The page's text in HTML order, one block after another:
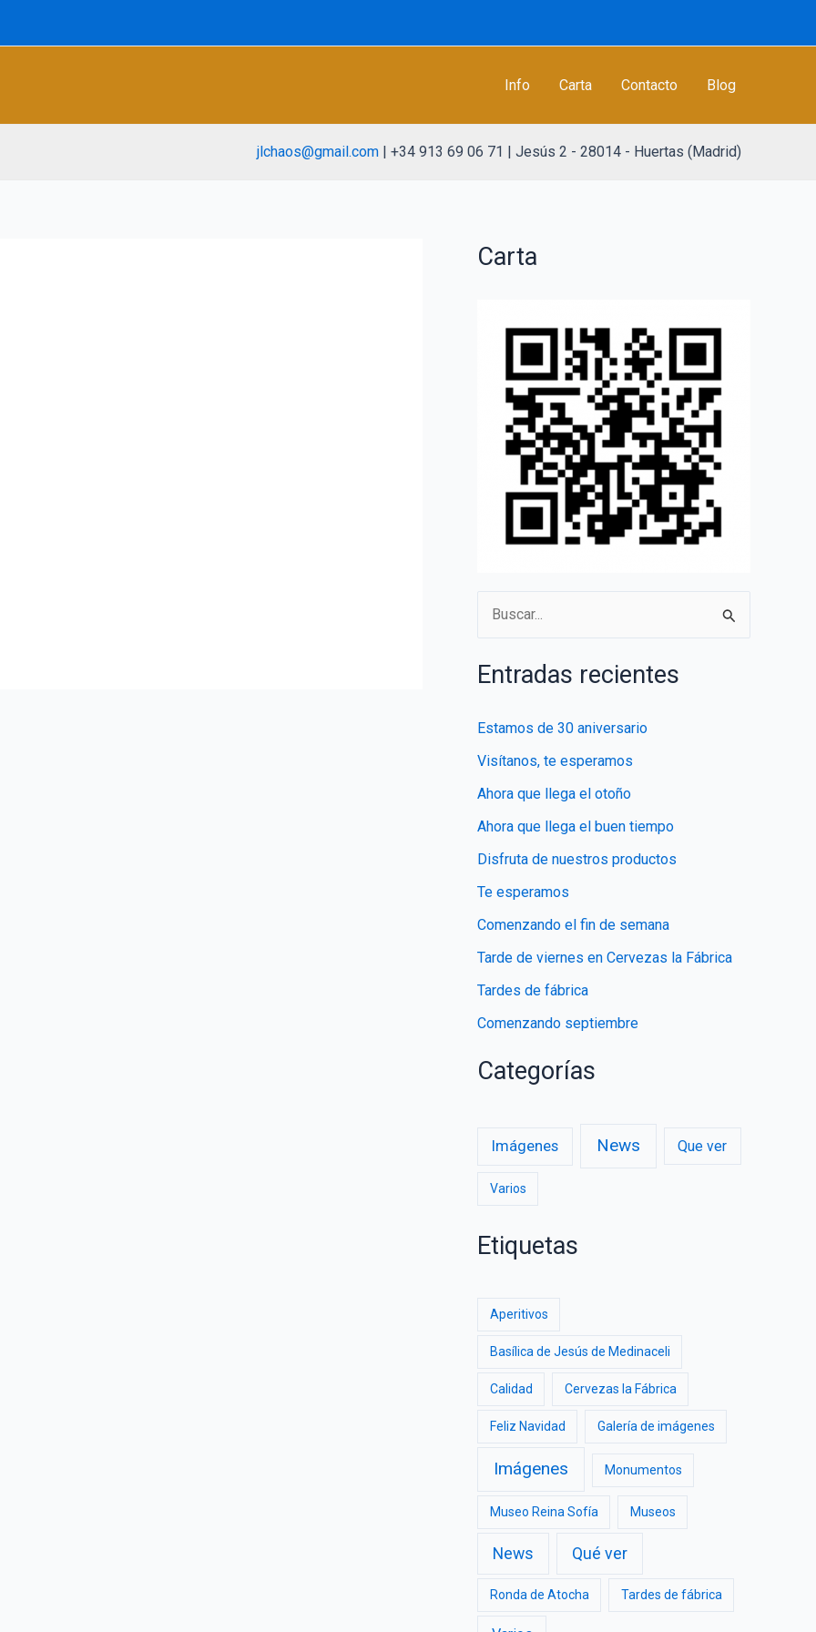
Info Carta Contacto Blog
jlchaos@gmail.com | +34 913 69 06 71 | Jesús 2 - 28014 - Huertas (Madrid)
Carta
u
s
a
:
Entradas recientes
Estamos de 30 aniversario
Visítanos, te esperamos
Ahora que llega el otoño
Ahora que llega el buen tiempo
Disfruta de nuestros productos
Te esperamos
Comenzando el fin de semana
Tarde de viernes en Cervezas la Fábrica
Tardes de fábrica
Comenzando septiembre
Categorías
Imágenes News Que ver
Varios
Etiquetas
Aperitivos
Basílica de Jesús de Medinaceli
Calidad Cervezas la Fábrica
Feliz Navidad Galería de imágenes
Imágenes Monumentos
Museo Reina Sofía Museos
News Qué ver
Ronda de Atocha Tardes de fábrica